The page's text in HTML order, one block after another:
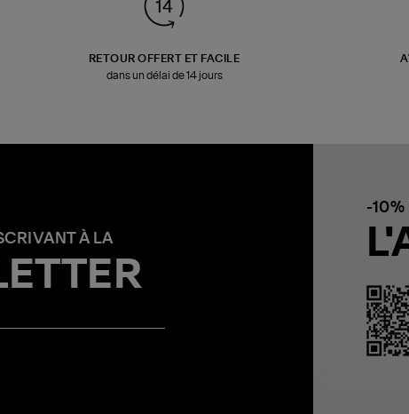
RETOUR OFFERT ET FACILE
dans un délai de 14 jours
À LA
-10%